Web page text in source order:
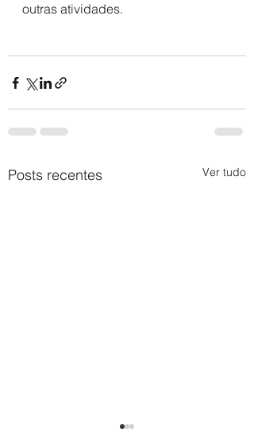
outras atividades.
Posts recentes Ver tudo